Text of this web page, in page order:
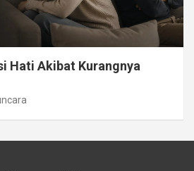
Hati Akibat Kurangnya